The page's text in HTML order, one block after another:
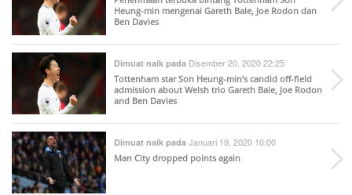
Heung-min mengenai Gareth Bale, Joe Rodon dan
Ben Davies
Dimuat naik pada Disember 20, 2020 22:25
Tottenham star Son Heung-min’s candid off-field
admission about Welsh trio Gareth Bale, Joe Rodon
and Ben Davies
Dimuat naik pada Januari 19, 2020 10:00
Man City dropped points again